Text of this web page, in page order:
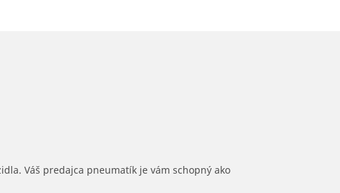
Váš predajca pneumatík je vám schopný ako